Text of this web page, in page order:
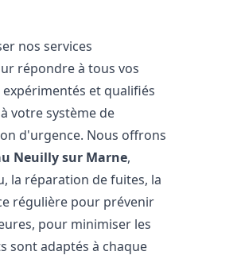
nos services
répondre à tous vos
et qualifiés
votre système de
d'urgence. Nous offrons
Neuilly sur Marne,
la réparation de fuites, la
régulière pour prévenir
pour minimiser les
sont adaptés à chaque